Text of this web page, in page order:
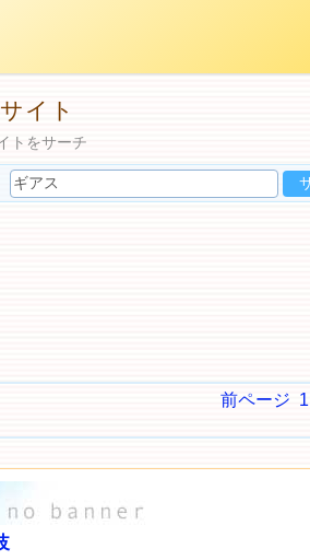
イト
トをサーチ
前ページ 1